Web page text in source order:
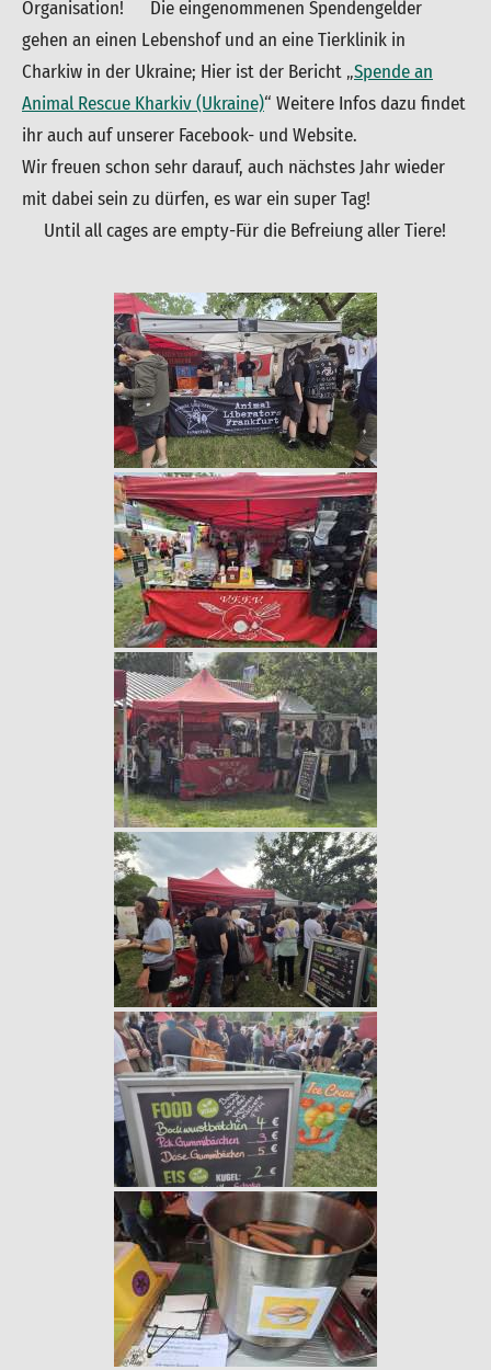
Organisation! Die eingenommenen Spendengelder
gehen an einen Lebenshof und an eine Tierklinik in
Charkiw in der Ukraine; Hier ist der Bericht „Spende an
Animal Rescue Kharkiv (Ukraine)“ Weitere Infos dazu findet
ihr auch auf unserer Facebook- und Website.
Wir freuen schon sehr darauf, auch nächstes Jahr wieder
mit dabei sein zu dürfen, es war ein super Tag!
Until all cages are empty-Für die Befreiung aller Tiere!